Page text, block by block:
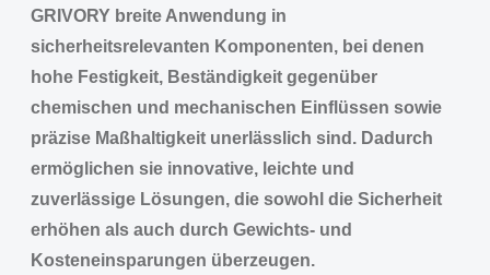
GRIVORY breite Anwendung in
sicherheitsrelevanten Komponenten, bei denen
hohe Festigkeit, Beständigkeit gegenüber
chemischen und mechanischen Einflüssen sowie
präzise Maßhaltigkeit unerlässlich sind. Dadurch
ermöglichen sie innovative, leichte und
zuverlässige Lösungen, die sowohl die Sicherheit
erhöhen als auch durch Gewichts- und
Kosteneinsparungen überzeugen.